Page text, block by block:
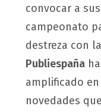
convocar a
campeonato
destreza con
Publiespaña
amplificado en
novedades